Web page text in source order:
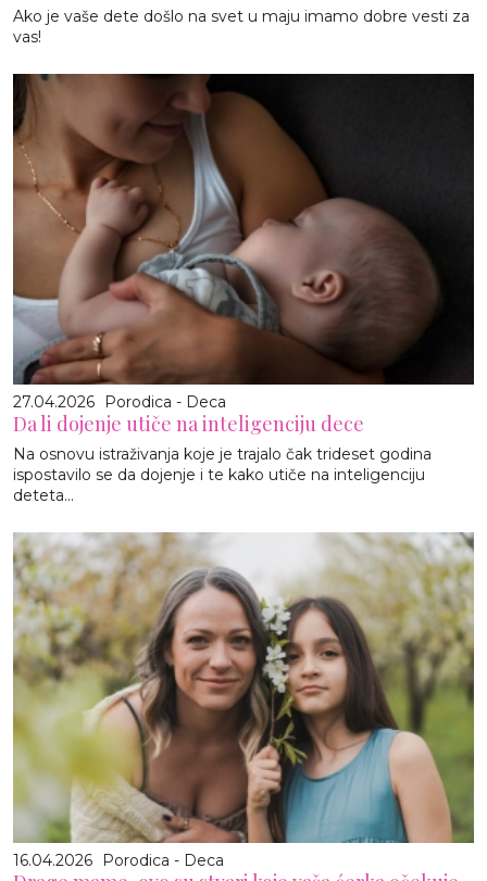
Ako je vaše dete došlo na svet u maju imamo dobre vesti za
vas!
27.04.2026 Porodica - Deca
Da li dojenje utiče na inteligenciju dece
Na osnovu istraživanja koje je trajalo čak trideset godina
ispostavilo se da dojenje i te kako utiče na inteligenciju
deteta...
16.04.2026 Porodica - Deca